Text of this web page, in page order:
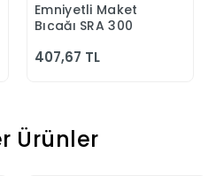
Sepete Ekle
Emniyetli Maket
Bıçağı SRA 300
407,67 TL
Ürünler